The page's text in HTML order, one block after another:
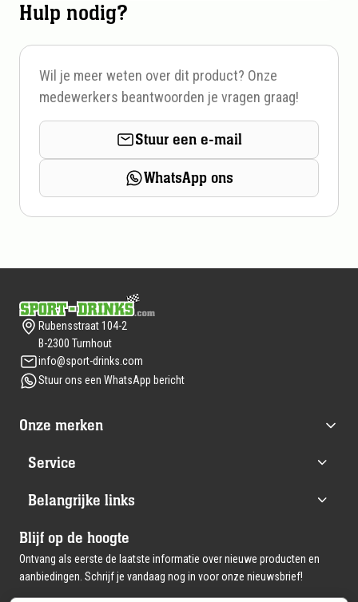
Hulp nodig?
Wil je meer weten over dit product? Onze
medewerkers beantwoorden je vragen graag!
Stuur een e-mail
WhatsApp ons
Rubensstraat 104-2
B-2300 Turnhout
info@sport-drinks.com
Stuur ons een WhatsApp bericht
Onze merken
Service
Belangrijke links
Blijf op de hoogte
Ontvang als eerste de laatste informatie over nieuwe producten en
aanbiedingen. Schrijf je vandaag nog in voor onze nieuwsbrief!